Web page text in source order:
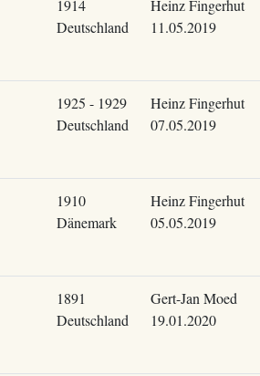
1914
Deutschland
Heinz Fingerhut
11.05.2019
1925 - 1929
Deutschland
Heinz Fingerhut
07.05.2019
1910
Dänemark
Heinz Fingerhut
05.05.2019
1891
Deutschland
Gert-Jan Moed
19.01.2020